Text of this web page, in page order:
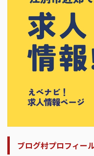
ブログ村プロフィー